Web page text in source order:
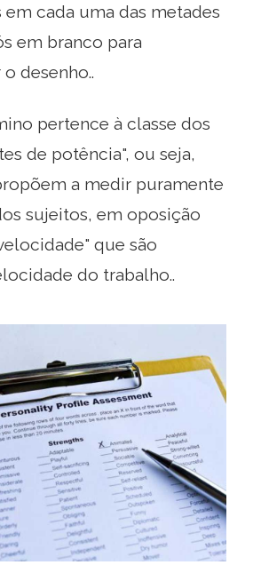
cada uma das metades
em branco para
desenho..
pertence à classe dos
de potência", ou seja,
a medir puramente
sujeitos, em oposição
que são
do trabalho..